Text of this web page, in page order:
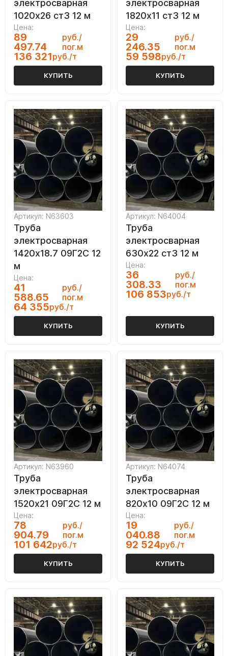
электросварная
1020х26 ст3 12 м
Цена:
89
497.74
руб./
пог.м
136 321руб./т
КУПИТЬ
электросварная
1820х11 ст3 12 м
Цена:
29
246.35
руб./
пог.м
59 598руб./т
КУПИТЬ
Артикул: N63603
Труба
электросварная
1420х18.7 09Г2С 12
м
Цена:
41
588.65
руб./
пог.м
64 355руб./т
КУПИТЬ
Артикул: N64004
Труба
электросварная
630х22 ст3 12 м
Цена:
36
308.33
руб./
пог.м
106 853руб./т
КУПИТЬ
Артикул: N63960
Труба
электросварная
1520х21 09Г2С 12 м
Цена:
78
904.79
руб./
пог.м
101 642руб./т
КУПИТЬ
Артикул: N64074
Труба
электросварная
820х10 09Г2С 12 м
Цена:
19
040.88
руб./
пог.м
92 524руб./т
КУПИТЬ